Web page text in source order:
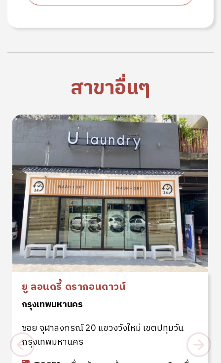
สาขาอื่นๆ
ยู ลอนดรี้ ดรากอนดาวน์
กรุงเทพมหานคร
ซอย จุฬาลงกรณ์ 20 แขวงวังใหม่ เขตปทุมวัน
กรุงเทพมหานคร